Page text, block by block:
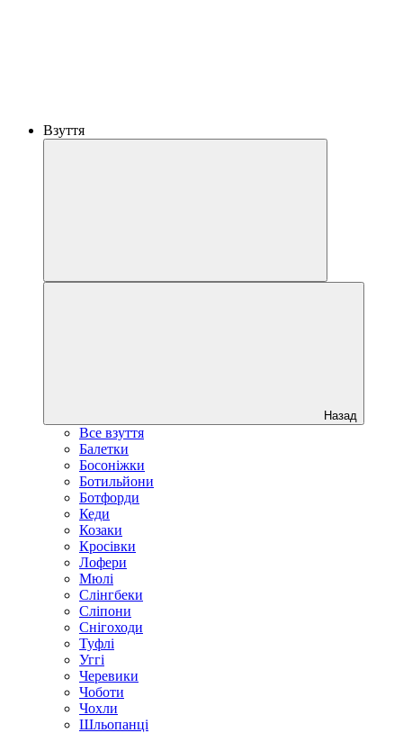
Взуття
Назад
Все взуття
Балетки
Босоніжки
Ботильйони
Ботфорди
Кеди
Козаки
Кросівки
Лофери
Мюлі
Слінгбеки
Сліпони
Снігоходи
Туфлі
Уггі
Черевики
Чоботи
Чохли
Шльопанці